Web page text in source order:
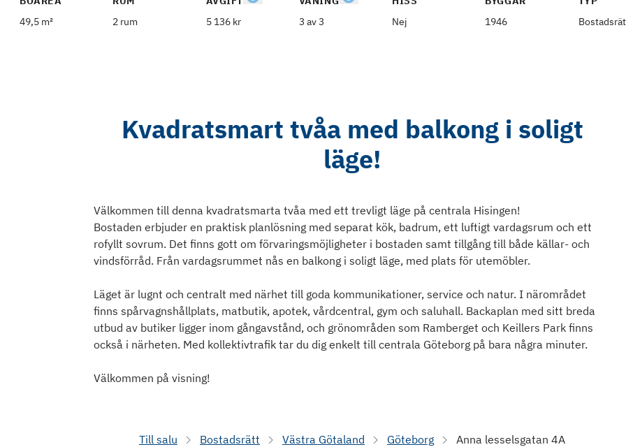
49,5 m²
2 rum
5 136 kr
3 av 3
Nej
1946
Kvadratsmart tvåa med balkong i soligt
läge!
Välkommen till denna kvadratsmarta tvåa med ett trevligt läge på centrala Hisingen!
Bostaden erbjuder en praktisk planlösning med separat kök, badrum, ett luftigt vardagsrum och ett
rofyllt sovrum. Det finns gott om förvaringsmöjligheter i bostaden samt tillgång till både källar- och
vindsförråd. Från vardagsrummet nås en balkong i soligt läge, med plats för utemöbler.
Läget är lugnt och centralt med närhet till goda kommunikationer, service och natur. I närområdet
finns spårvagnshållplats, matbutik, apotek, vårdcentral, gym och saluhall. Backaplan med sitt breda
utbud av butiker ligger inom gångavstånd, och grönområden som Ramberget och Keillers Park finns
också i närheten. Med kollektivtrafik tar du dig enkelt till centrala Göteborg på bara några minuter.
Välkommen på visning!
Till salu Bostadsrätt Västra Götaland Göteborg Anna lesselsgatan 4A